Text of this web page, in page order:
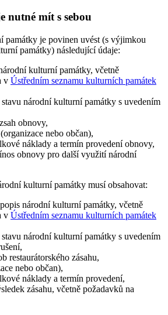
nutné mít s sebou
památky je povinen uvést (s výjimkou
památky) následující údaje:
kulturní památky, včetně
v Ústředním seznamu kulturních památek
stavu národní kulturní památky s uvedením
obnovy,
nebo občan),
náklady a termín provedení obnovy,
obnovy pro další využití národní
kulturní památky musí obsahovat:
národní kulturní památky, včetně
v Ústředním seznamu kulturních památek
stavu národní kulturní památky s uvedením
restaurátorského zásahu,
nebo občan),
náklady a termín provedení,
zásahu, včetně požadavků na